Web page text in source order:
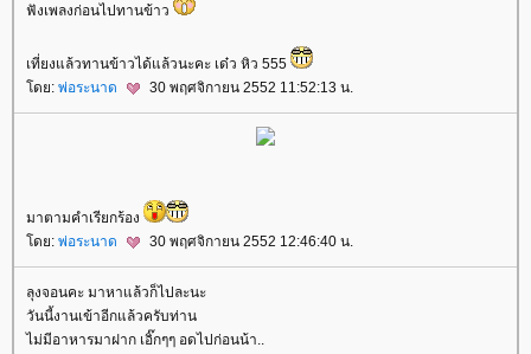
ฟังเพลงก่อนไปทานข้าว
เที่ยงแล้วทานข้าวได้แล้วนะคะ เด๋ว หิว 555
ดย: พ่อระนาด 30 พฤศจิกายน 2552 11:52:13 น.
มาตามคำเรียกร้อง
ดย: พ่อระนาด 30 พฤศจิกายน 2552 12:46:40 น.
ลุงจอนคะ มาหาแล้วก็ไปละนะ
วันนี้งานเข้าอีกแล้วครับท่าน
ไม่มีอาหารมาฝาก เอิ๊กๆๆ อดไปก่อนน้า..